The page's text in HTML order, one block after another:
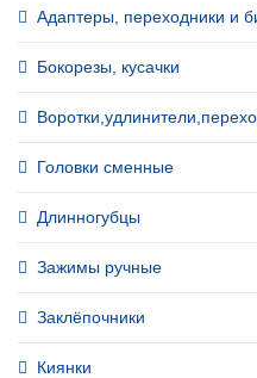
Адаптеры, переходники и
Бокорезы, кусачки
Головки сменные
Длинногубцы
Зажимы ручные
Заклёпочники
Киянки